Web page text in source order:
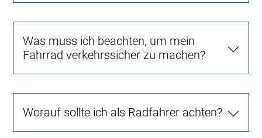
Was muss ich beachten, um mein
Fahrrad verkehrssicher zu machen?
Worauf sollte ich als Radfahrer achten?